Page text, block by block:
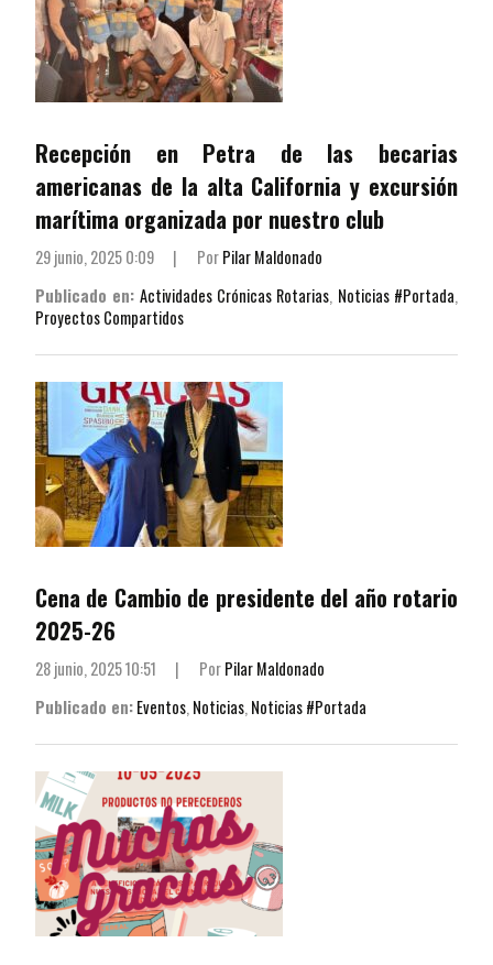
Recepción en Petra de las becarias
americanas de la alta California y excursión
marítima organizada por nuestro club
29 junio, 2025 0:09 | PorPilar Maldonado
Publicado en: Actividades Crónicas Rotarias, Noticias #Portada,
Proyectos Compartidos
Cena de Cambio de presidente del año rotario
2025-26
28 junio, 2025 10:51 | PorPilar Maldonado
Publicado en:Eventos, Noticias, Noticias #Portada